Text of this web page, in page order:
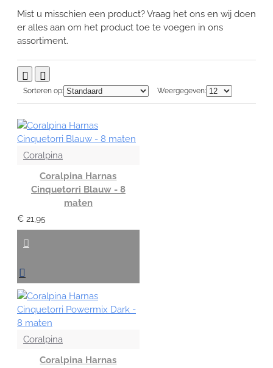
Mist u misschien een product? Vraag het ons en wij doen
er alles aan om het product toe te voegen in ons
assortiment.
Sorteren op: Weergegeven:
Coralpina
Coralpina Harnas
Cinquetorri Blauw - 8
maten
€ 21,95
Coralpina
Coralpina Harnas